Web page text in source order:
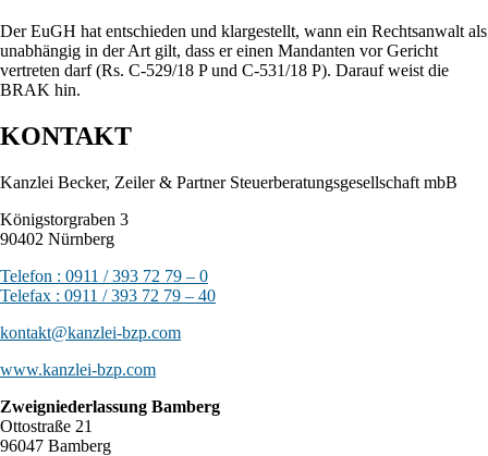
Der EuGH hat entschieden und klargestellt, wann ein Rechtsanwalt als
unabhängig in der Art gilt, dass er einen Mandanten vor Gericht
vertreten darf (Rs. C-529/18 P und C-531/18 P). Darauf weist die
BRAK hin.
KONTAKT
Kanzlei Becker, Zeiler & Partner Steuerberatungsgesellschaft mbB
Königstorgraben 3
90402 Nürnberg
Telefon : 0911 / 393 72 79 – 0
Telefax : 0911 / 393 72 79 – 40
kontakt@kanzlei-bzp.com
www.kanzlei-bzp.com
Zweigniederlassung Bamberg
Ottostraße 21
96047 Bamberg